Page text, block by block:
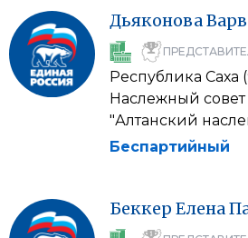
Дьяконова
Республика Саха
Наслежный
"Алтанский
Беспартийный
Беккер Елена